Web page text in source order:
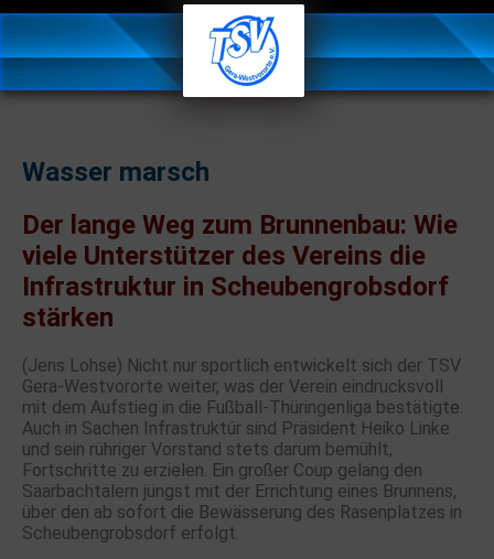
Wasser marsch
Der lange Weg zum Brunnenbau: Wie
viele Unterstützer des Vereins die
Infrastruktur in Scheubengrobsdorf
stärken
(Jens Lohse) Nicht nur sportlich entwickelt sich der TSV
Gera-Westvororte weiter, was der Verein eindrucksvoll
mit dem Aufstieg in die Fußball-Thüringenliga bestätigte.
Auch in Sachen Infrastruktúr sind Präsident Heiko Linke
und sein rühriger Vorstand stets darum bemühlt,
Fortschritte zu erzielen. Ein großer Coup gelang den
Saarbachtalern jüngst mit der Errichtung eines Brunnens,
über den ab sofort die Bewässerung des Rasenplatzes in
Scheubengrobsdorf erfolgt.